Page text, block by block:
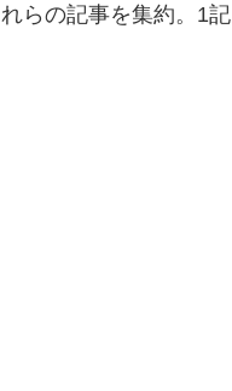
らの記事を集約。1記